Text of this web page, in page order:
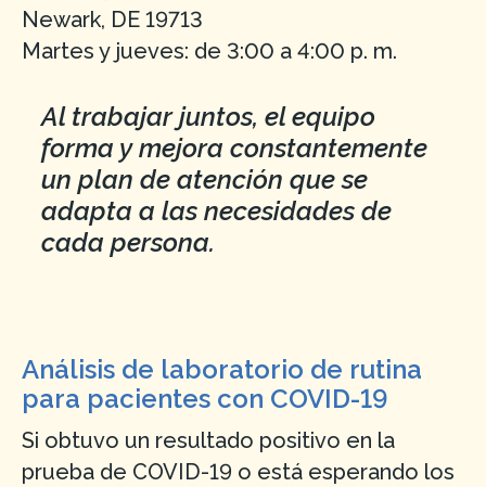
Newark, DE 19713
Martes y jueves: de 3:00 a 4:00 p. m.
Al trabajar juntos, el equipo
forma y mejora constantemente
un plan de atención que se
adapta a las necesidades de
cada persona.
Análisis de laboratorio de rutina
para pacientes con COVID-19
Si obtuvo un resultado positivo en la
prueba de COVID-19 o está esperando los